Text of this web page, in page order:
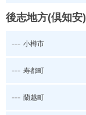
後志地方(倶知安)
--- 小樽市
--- 寿都町
--- 蘭越町